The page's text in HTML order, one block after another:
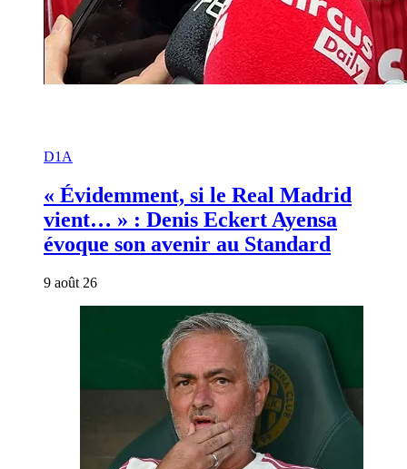
D1A
« Évidemment, si le Real Madrid
vient… » : Denis Eckert Ayensa
évoque son avenir au Standard
9 août 26